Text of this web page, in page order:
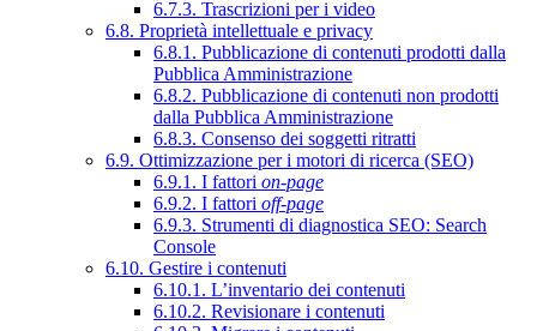
6.7.3. Trascrizioni per i video
6.8. Proprietà intellettuale e privacy
6.8.1. Pubblicazione di contenuti prodotti dalla
Pubblica Amministrazione
6.8.2. Pubblicazione di contenuti non prodotti
dalla Pubblica Amministrazione
6.8.3. Consenso dei soggetti ritratti
6.9. Ottimizzazione per i motori di ricerca (SEO)
6.9.1. I fattori on-page
6.9.2. I fattori off-page
6.9.3. Strumenti di diagnostica SEO: Search
Console
6.10. Gestire i contenuti
6.10.1. L’inventario dei contenuti
6.10.2. Revisionare i contenuti